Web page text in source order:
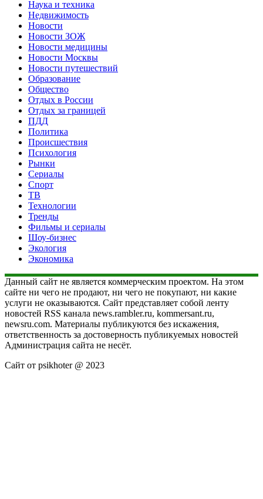
Наука и техника
Недвижимость
Новости
Новости ЗОЖ
Новости медицины
Новости Москвы
Новости путешествий
Образование
Общество
Отдых в России
Отдых за границей
ПДД
Политика
Происшествия
Психология
Рынки
Сериалы
Спорт
ТВ
Технологии
Тренды
Фильмы и сериалы
Шоу-бизнес
Экология
Экономика
Данный сайт не является коммерческим проектом. На этом
сайте ни чего не продают, ни чего не покупают, ни какие
услуги не оказываются. Сайт представляет собой ленту
новостей RSS канала news.rambler.ru, kommersant.ru,
newsru.com. Материалы публикуются без искажения,
ответственность за достоверность публикуемых новостей
Администрация сайта не несёт.
Сайт от psikhoter @ 2023